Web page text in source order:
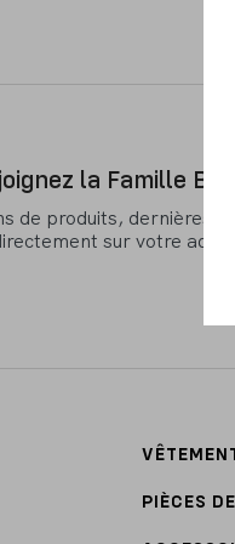
la Famille
de produits, dernières
sur votre
PIÈCES